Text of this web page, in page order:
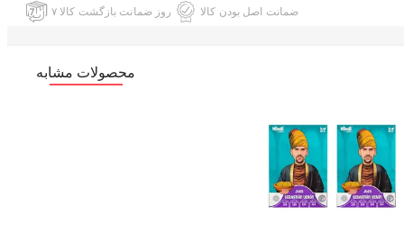
۷ روز ضمانت بازگشت کالا ضمانت اصل بودن کالا
محصولات مشابه